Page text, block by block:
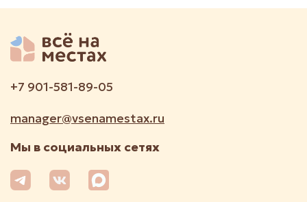
+7 901-581-89-05
manager@vsenamestax.ru
Мы в социальных сетях